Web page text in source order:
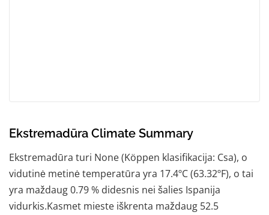
Ekstremadūra Climate Summary
Ekstremadūra turi None (Köppen klasifikacija: Csa), o
vidutinė metinė temperatūra yra 17.4ºC (63.32ºF), o tai
yra maždaug 0.79 % didesnis nei šalies Ispanija
vidurkis.Kasmet mieste iškrenta maždaug 52.5